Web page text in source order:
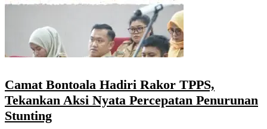
Camat Bontoala Hadiri Rakor TPPS,
Tekankan Aksi Nyata Percepatan Penurunan
Stunting